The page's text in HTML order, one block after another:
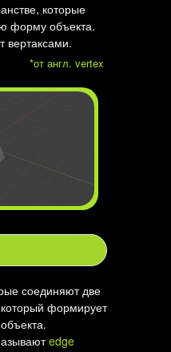
которые
форму объекта.
вертаксами.
*от англ. vertex
соединяют две
формирует
edge